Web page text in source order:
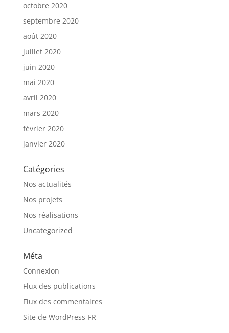
octobre 2020
septembre 2020
août 2020
juillet 2020
juin 2020
mai 2020
avril 2020
mars 2020
février 2020
janvier 2020
Catégories
Nos actualités
Nos projets
Nos réalisations
Uncategorized
Méta
Connexion
Flux des publications
Flux des commentaires
Site de WordPress-FR